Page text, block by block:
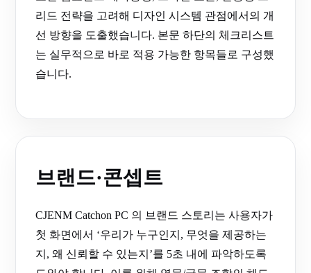
리드 전략을 고려해 디자인 시스템 관점에서의 개
선 방향을 도출했습니다. 본문 하단의 체크리스트
는 실무적으로 바로 적용 가능한 항목들로 구성했
습니다.
브랜드·콘셉트
CJENM Catchon PC 의 브랜드 스토리는 사용자가
첫 화면에서 ‘우리가 누구인지, 무엇을 제공하는
지, 왜 신뢰할 수 있는지’를 5초 내에 파악하도록